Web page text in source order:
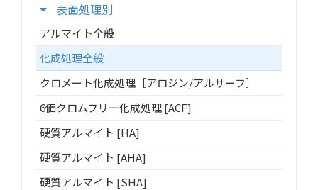
表面処理別
アルマイト全般
化成処理全般
クロメート化成処理［アロジン/アルサーフ］
6価クロムフリー化成処理 [ACF]
硬質アルマイト [HA]
硬質アルマイト [AHA]
硬質アルマイト [SHA]